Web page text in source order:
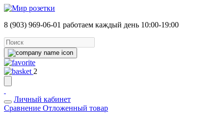
8 (903) 969-06-01 работаем каждый день 10:00-19:00
2
Личный кабинет
Сравнение Отложенный товар